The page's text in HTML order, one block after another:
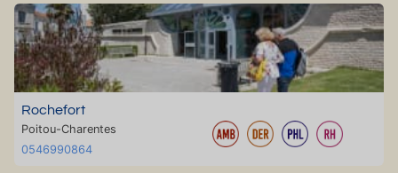
Rochefort
Poitou-Charentes
0546990864